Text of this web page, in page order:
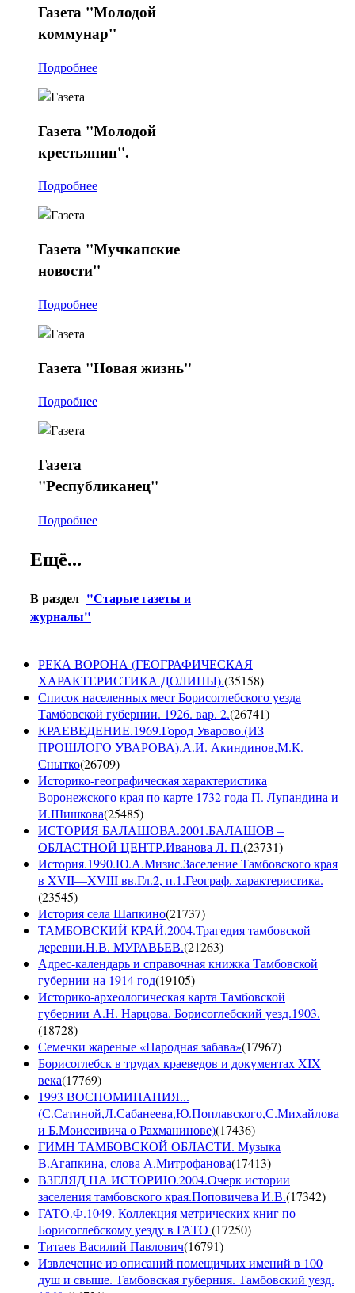
Газета "Молодой
коммунар"
Подробнее
Газета "Молодой
крестьянин".
Подробнее
Газета "Мучкапские
новости"
Подробнее
Газета "Новая жизнь"
Подробнее
Газета
"Республиканец"
Подробнее
Ещё...
В раздел "Старые газеты и
журналы"
РЕКА ВОРОНА (ГЕОГРАФИЧЕСКАЯ
ХАРАКТЕРИСТИКА ДОЛИНЫ).(35158)
Список населенных мест Борисоглебского уезда
Тамбовской губернии. 1926. вар. 2.(26741)
КРАЕВЕДЕНИЕ.1969.Город Уварово.(ИЗ
ПРОШЛОГО УВАРОВА).А.И. Акиндинов,М.К.
Снытко(26709)
Историко-географическая характеристика
Воронежского края по карте 1732 года П. Лупандина и
И.Шишкова(25485)
ИСТОРИЯ БАЛАШОВА.2001.БАЛАШОВ –
ОБЛАСТНОЙ ЦЕНТР.Иванова Л. П.(23731)
История.1990.Ю.А.Мизис.Заселение Тамбовского края
в XVII—XVIII вв.Гл.2, п.1.Географ. характеристика.
(23545)
История села Шапкино(21737)
ТАМБОВСКИЙ КРАЙ.2004.Трагедия тамбовской
деревни.Н.В. МУРАВЬЕВ.(21263)
Адрес-календарь и справочная книжка Тамбовской
губернии на 1914 год(19105)
Историко-археологическая карта Тамбовской
губернии А.Н. Нарцова. Борисоглебский уезд.1903.
(18728)
Семечки жареные «Народная забава»(17967)
Борисоглебск в трудах краеведов и документах XIX
века(17769)
1993 ВОСПОМИНАНИЯ...
(С.Сатиной,Л.Сабанеева,Ю.Поплавского,С.Михайлова
и Б.Моисеивича о Рахманинове)(17436)
ГИМН ТАМБОВСКОЙ ОБЛАСТИ. Музыка
В.Агапкина, слова А.Митрофанова(17413)
ВЗГЛЯД НА ИСТОРИЮ.2004.Очерк истории
заселения тамбовского края.Поповичева И.В.(17342)
ГАТО.Ф.1049. Коллекция метрических книг по
Борисоглебскому уезду в ГАТО (17250)
Титаев Василий Павлович(16791)
Извлечение из описаний помещичьих имений в 100
душ и свыше. Тамбовская губерния. Тамбовский уезд.